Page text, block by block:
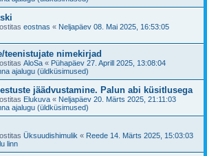
eostnas « Neljapäev 08. Mai 2025, 16:53:05
teenistujate nimekirjad
AloSa « Pühapäev 27. Aprill 2025, 13:08:04
ajalugu (üldküsimused)
jäädvustamine. Palun abi küsitlusega
Elukuva « Neljapäev 20. Märts 2025, 21:11:03
ajalugu (üldküsimused)
Üksuudishimulik « Reede 14. Märts 2025, 15:03:03
linn